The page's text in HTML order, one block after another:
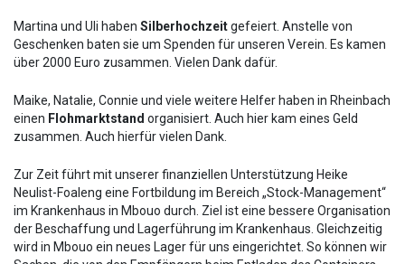
Martina und Uli haben Silberhochzeitgefeiert. Anstelle von
Geschenken baten sie um Spenden für unseren Verein. Es kamen
über 2000 Euro zusammen. Vielen Dank dafür.
Maike, Natalie, Connie und viele weitere Helfer haben in Rheinbach
einen Flohmarktstand organisiert. Auch hier kam eines Geld
zusammen. Auch hierfür vielen Dank.
Zur Zeit führt mit unserer finanziellen Unterstützung Heike
Neulist-Foaleng eine Fortbildung im Bereich „Stock-Management“
im Krankenhaus in Mbouo durch. Ziel ist eine bessere Organisation
der Beschaffung und Lagerführung im Krankenhaus. Gleichzeitig
wird in Mbouo ein neues Lager für uns eingerichtet. So können wir